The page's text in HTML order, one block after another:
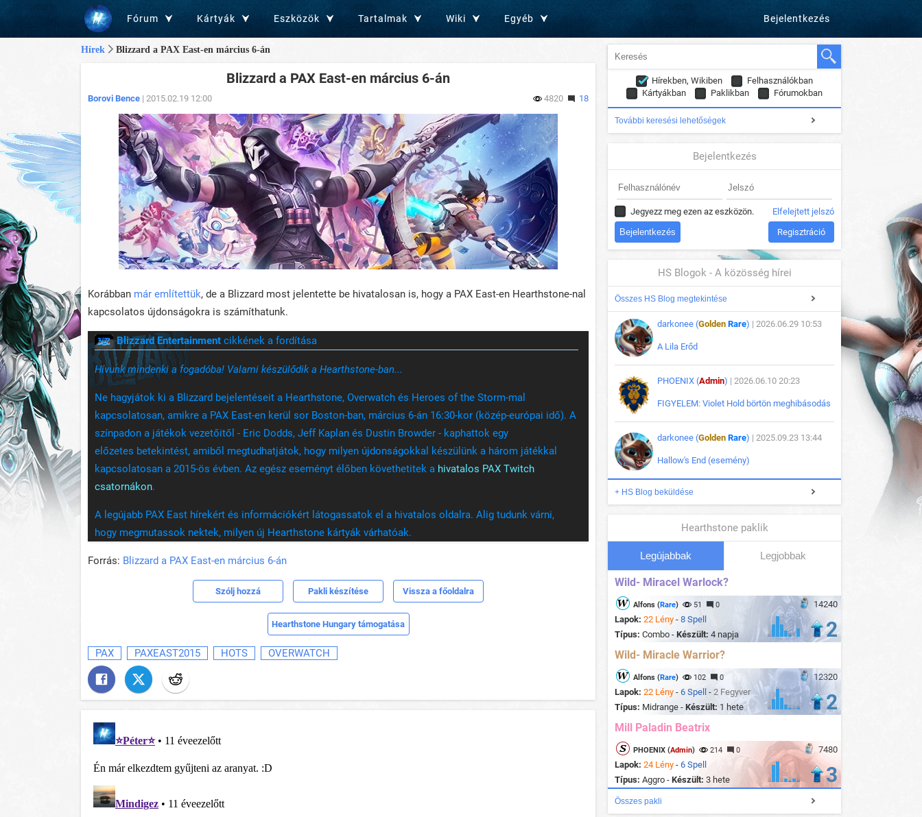
Fórum Kártyák Eszközök Tartalmak Wiki Egyéb Bejelentkezés
Hírek Blizzard a PAX East-en március 6-án
Blizzard a PAX East-en március 6-án
Borovi Bence | 2015.02.19 12:00 4820 18
Korábban már említettük, de a Blizzard most jelentette be hivatalosan is, hogy a PAX East-en Hearthstone-nal
kapcsolatos újdonságokra is számíthatunk.
Blizzard Entertainment cikkének a fordítása
Hívunk mindenki a fogadóba! Valami készülődik a Hearthstone-ban...
Ne hagyjátok ki a Blizzard bejelentéseit a Hearthstone, Overwatch és Heroes of the Storm-mal
kapcsolatosan, amikre a PAX East-en kerül sor Boston-ban, március 6-án 16:30-kor (közép-európai idő). A
színpadon a játékok vezetőitől - Eric Dodds, Jeff Kaplan és Dustin Browder - kaphattok egy
előzetes betekintést, amiből megtudhatjátok, hogy milyen újdonságokkal készülünk a három játékkal
kapcsolatosan a 2015-ös évben. Az egész eseményt élőben követhetitek a hivatalos PAX Twitch
csatornákon.
A legújabb PAX East hírekért és információkért látogassatok el a hivatalos oldalra. Alig tudunk várni,
hogy megmutassok nektek, milyen új Hearthstone kártyák várhatóak.
Forrás: Blizzard a PAX East-en március 6-án
Szólj hozzá Pakli készítése Vissza a főoldalra
Hearthstone Hungary támogatása
PAX PAXEAST2015 HOTS OVERWATCH
Hírekben, Wikiben
Felhasználókban
Kártyákban
Paklikban Fórumokban
További keresési lehetőségek
Bejelentkezés
Jegyezz meg ezen az eszközön. Elfelejtett jelszó
Regisztráció
HS Blogok - A közösség hírei
Összes HS Blog megtekintése
darkonee (Golden Rare) | 2026.06.29 10:53
A Lila Erőd
PHOENIX (Admin) | 2026.06.10 20:23
FIGYELEM: Violet Hold börtön meghibásodás
darkonee (Golden Rare) | 2025.09.23 13:44
Hallow's End (esemény)
+ HS Blog beküldése
Hearthstone paklik
Legújabbak Legjobbak
Wild- Miracel Warlock?
14240
Alfons (Rare) 51 0
Lapok: 22 Lény - 8 Spell
Típus: Combo - Készült: 4 napja 2
Wild- Miracle Warrior?
12320
Alfons (Rare) 102 0
Lapok: 22 Lény - 6 Spell - 2 Fegyver
Típus: Midrange - Készült: 1 hete 2
Mill Paladin Beatrix
7480
PHOENIX (Admin) 214 0
Lapok: 24 Lény - 6 Spell
Típus: Aggro - Készült: 3 hete 3
Összes pakli